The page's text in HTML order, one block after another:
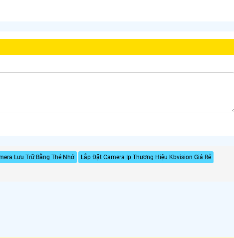
Lưu Trữ Bằng Thẻ Nhớ
Lắp Đặt Camera Ip Thương Hiệu Kbvision Giá Rẻ